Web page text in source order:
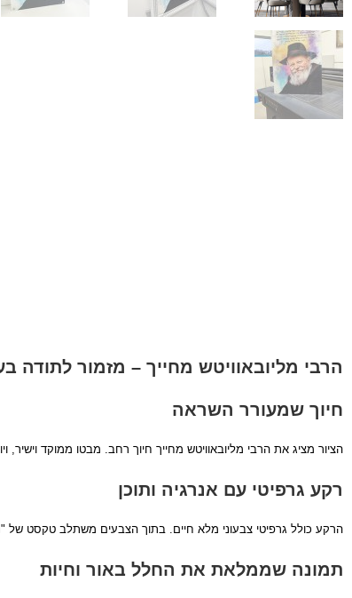
הרבי מליובאוויטש מחייך – מזמור לתודה
חיוך שמעורר השראה
הציור מציג את הרבי מליובאוויטש מחייך חיוך רחב. מבטו ממוקד וישיר,
רקע גרפיטי עם אנרגיה ותוכן
הרקע כולל גרפיטי צבעוני מלא חיים. בתוך הצבעים משתלב טקסט של
תמונה שממלאת את החלל באור וחיות